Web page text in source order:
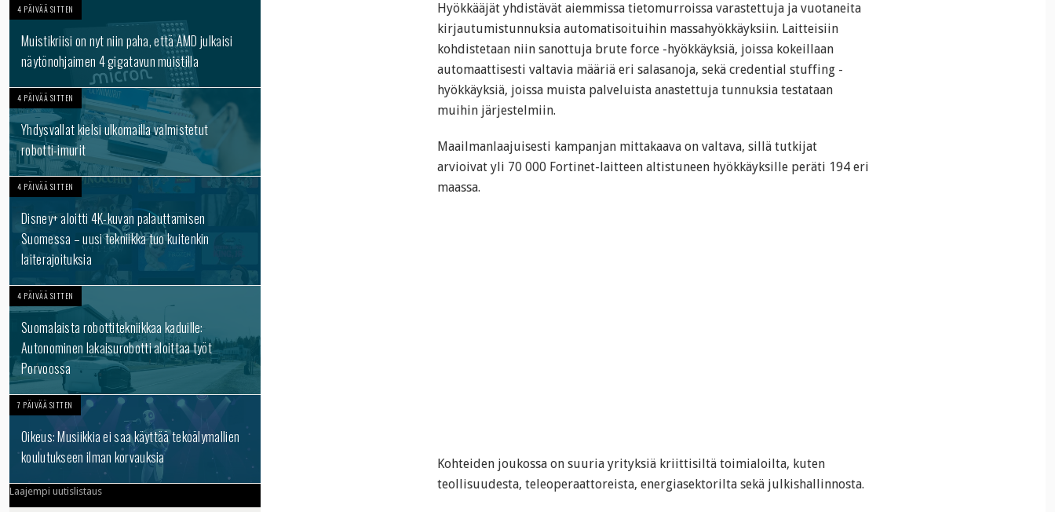
4 PÄIVÄÄ SITTEN
Muistikriisi on nyt niin paha, että AMD julkaisi
näytönohjaimen 4 gigatavun muistilla
4 PÄIVÄÄ SITTEN
Yhdysvallat kielsi ulkomailla valmistetut
robotti-imurit
4 PÄIVÄÄ SITTEN
Disney+ aloitti 4K-kuvan palauttamisen
Suomessa – uusi tekniikka tuo kuitenkin
laiterajoituksia
4 PÄIVÄÄ SITTEN
Suomalaista robottitekniikkaa kaduille:
Autonominen lakaisurobotti aloittaa työt
Porvoossa
7 PÄIVÄÄ SITTEN
Oikeus: Musiikkia ei saa käyttää tekoälymallien
koulutukseen ilman korvauksia
Laajempi uutislistaus
Hyökkääjät yhdistävät aiemmissa tietomurroissa varastettuja ja vuotaneita
kirjautumistunnuksia automatisoituihin massahyökkäyksiin. Laitteisiin
kohdistetaan niin sanottuja brute force -hyökkäyksiä, joissa kokeillaan
automaattisesti valtavia määriä eri salasanoja, sekä credential stuffing -
hyökkäyksiä, joissa muista palveluista anastettuja tunnuksia testataan
muihin järjestelmiin.
Maailmanlaajuisesti kampanjan mittakaava on valtava, sillä tutkijat
arvioivat yli 70 000 Fortinet-laitteen altistuneen hyökkäyksille peräti 194 eri
maassa.
Kohteiden joukossa on suuria yrityksiä kriittisiltä toimialoilta, kuten
teollisuudesta, teleoperaattoreista, energiasektorilta sekä julkishallinnosta.